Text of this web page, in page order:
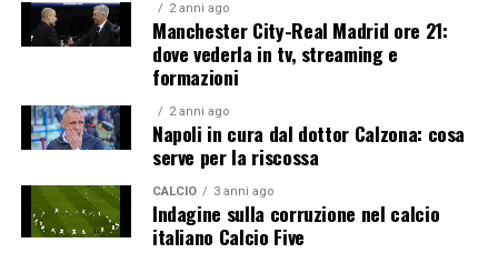
2 anni ago
Manchester City-Real Madrid ore 21:
dove vederla in tv, streaming e
formazioni
2 anni ago
Napoli in cura dal dottor Calzona: cosa
serve per la riscossa
CALCIO 3 anni ago
Indagine sulla corruzione nel calcio
italiano Calcio Five